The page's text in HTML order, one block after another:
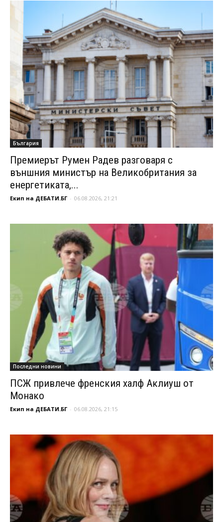
България
Премиерът Румен Радев разговаря с
външния министър на Великобритания за
енергетиката,...
Екип на ДЕБАТИ.БГ - 06.08.2026, 21:21
Последни новини
ПСЖ привлече френския халф Аклиуш от
Монако
Екип на ДЕБАТИ.БГ - 06.08.2026, 21:15